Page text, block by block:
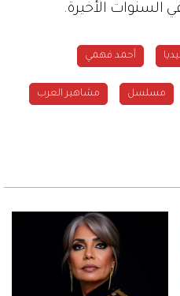
السنوات الأخيرة.
أحمد فهمي
مسلسل مشاهير العرب